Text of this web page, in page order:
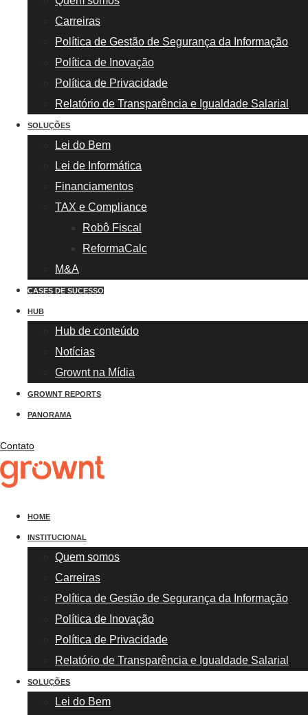
Carreiras
Política de Gestão de Segurança da Informação
Política de Inovação
Política de Privacidade
Relatório de Transparência e Igualdade Salarial
SOLUÇÕES
Lei do Bem
Lei de Informática
Financiamentos
TAX e Compliance
Robô Fiscal
ReformaCalc
M&A
CASES DE SUCESSO
HUB
Hub de conteúdo
Notícias
Grownt na Mídia
GROWNT REPORTS
PANORAMA
Contato
HOME
INSTITUCIONAL
Quem somos
Carreiras
Política de Gestão de Segurança da Informação
Política de Inovação
Política de Privacidade
Relatório de Transparência e Igualdade Salarial
SOLUÇÕES
Lei do Bem